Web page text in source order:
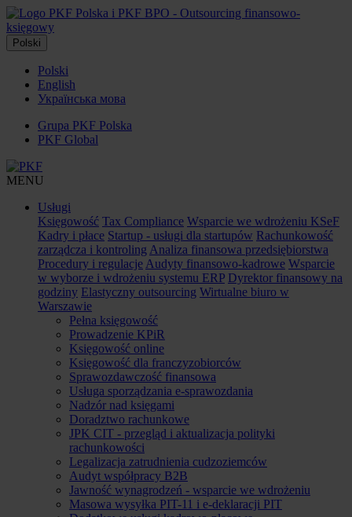
Polski
Polski
English
Українська мова
Grupa PKF Polska
PKF Global
MENU
Usługi
Księgowość Tax Compliance Wsparcie we wdrożeniu KSeF
Kadry i płace Startup - usługi dla startupów Rachunkowość
zarządcza i kontroling Analiza finansowa przedsiębiorstwa
Procedury i regulacje Audyty finansowo-kadrowe Wsparcie
w wyborze i wdrożeniu systemu ERP Dyrektor finansowy na
godziny Elastyczny outsourcing Wirtualne biuro w
Warszawie
Pełna księgowość
Prowadzenie KPiR
Księgowość online
Księgowość dla franczyzobiorców
Sprawozdawczość finansowa
Usługa sporządzania e-sprawozdania
Nadzór nad księgami
Doradztwo rachunkowe
JPK CIT - przegląd i aktualizacja polityki
rachunkowości
Legalizacja zatrudnienia cudzoziemców
Audyt współpracy B2B
Jawność wynagrodzeń - wsparcie we wdrożeniu
Masowa wysyłka PIT-11 i e-deklaracji PIT